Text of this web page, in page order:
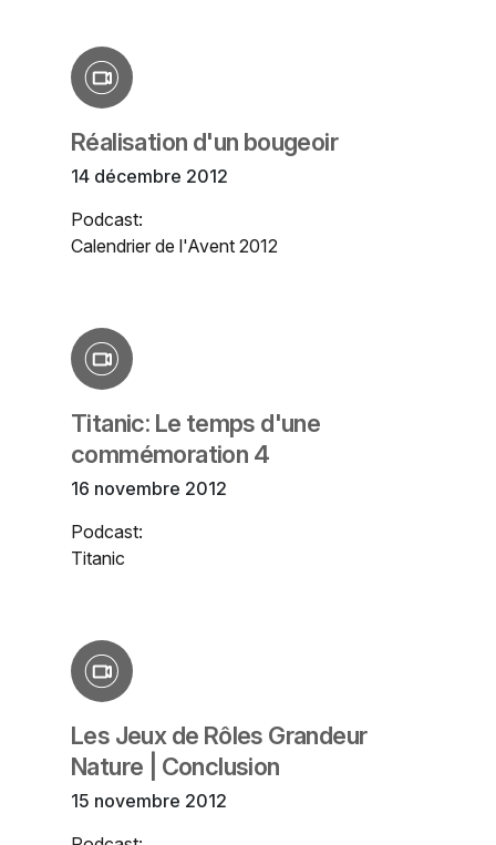
Réalisation d'un bougeoir
14 décembre 2012
Podcast:
Calendrier de l'Avent 2012
Titanic: Le temps d'une
commémoration 4
16 novembre 2012
Podcast:
Titanic
Les Jeux de Rôles Grandeur
Nature | Conclusion
15 novembre 2012